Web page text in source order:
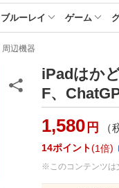
ルーレイ ゲーム
周辺機器
iPadはか
F、
1,580 円 （
14ポイント 1倍
※このコンテンツは